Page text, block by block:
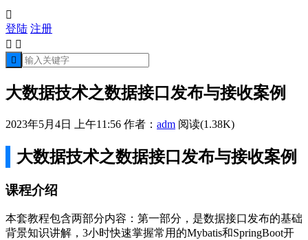

登陆 注册
 

大数据技术之数据接口发布与接收案例
2023年5月4日 上午11:56 作者： adm 阅读(1.38K)
大数据技术之数据接口发布与接收案例
课程介绍
本套教程包含两部分内容：第一部分，是数据接口发布的基础
背景知识讲解，3小时快速掌握常用的Mybatis和SpringBoot开